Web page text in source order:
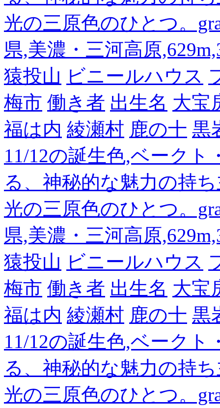
光の三原色のひとつ。
県,美濃・三河高原
猿投山 ビニールハウス
梅市 働き者 出生名 大宝
福は内 綾瀬村 鹿の十 黒
11/12の誕生色,ベーク
る、神秘的な魅力の持
光の三原色のひとつ。
県,美濃・三河高原
猿投山 ビニールハウス
梅市 働き者 出生名 大宝
福は内 綾瀬村 鹿の十 黒
11/12の誕生色,ベーク
る、神秘的な魅力の持
光の三原色のひとつ。